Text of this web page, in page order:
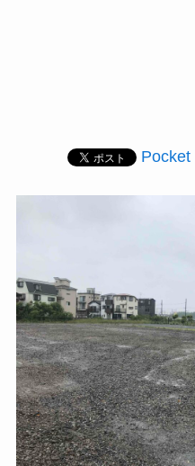
Pocket